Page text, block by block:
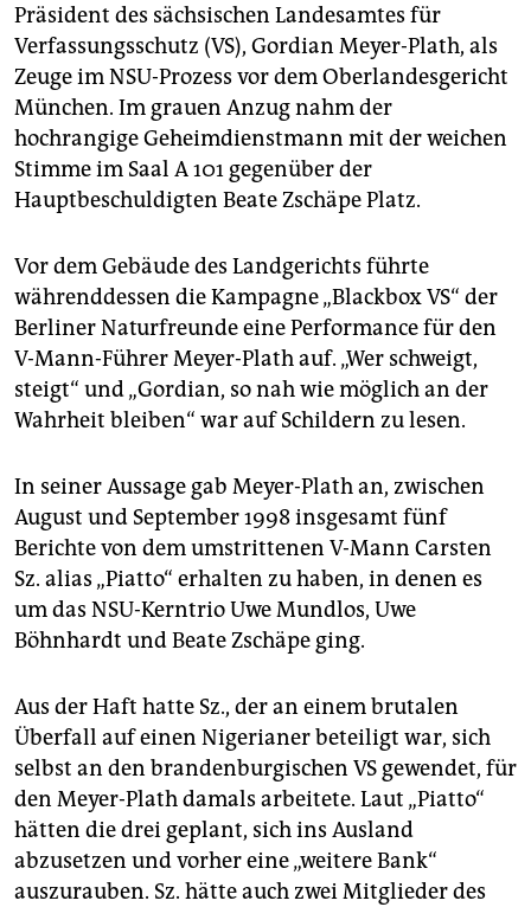
genossenschaft
epaper login
Präsident des sächsischen Landesamtes für
Verfassungsschutz (VS), Gordian Meyer-Plath, als
Zeuge im NSU-Prozess vor dem Oberlandesgericht
München. Im grauen Anzug nahm der
hochrangige Geheimdienstmann mit der weichen
Stimme im Saal A 101 gegenüber der
Hauptbeschuldigten Beate Zschäpe Platz.
Vor dem Gebäude des Landgerichts führte
währenddessen die Kampagne „Blackbox VS“ der
Berliner Naturfreunde eine Performance für den
V-Mann-Führer Meyer-Plath auf. „Wer schweigt,
steigt“ und „Gordian, so nah wie möglich an der
Wahrheit bleiben“ war auf Schildern zu lesen.
In seiner Aussage gab Meyer-Plath an, zwischen
August und September 1998 insgesamt fünf
Berichte von dem umstrittenen V-Mann Carsten
Sz. alias „Piatto“ erhalten zu haben, in denen es
um das NSU-Kerntrio Uwe Mundlos, Uwe
Böhnhardt und Beate Zschäpe ging.
Aus der Haft hatte Sz., der an einem brutalen
Überfall auf einen Nigerianer beteiligt war, sich
selbst an den brandenburgischen VS gewendet, für
den Meyer-Plath damals arbeitete. Laut „Piatto“
hätten die drei geplant, sich ins Ausland
abzusetzen und vorher eine „weitere Bank“
auszurauben. Sz. hätte auch zwei Mitglieder des